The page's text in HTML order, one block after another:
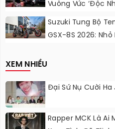
Vuông Vức ‘độc
Sắc Cầu Vồng
Suzuki Tung Bộ
GSX-8S 2026:
XEM NHIỀU
Đại Sứ Nụ Cười
Rapper MCK Là Ai